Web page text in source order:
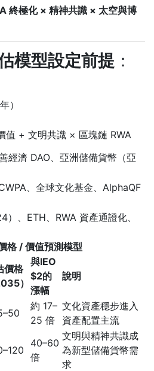
終極化 × 精神共識 × 太空與博
模型設定前提 ：
）
值 + 文明共識 × 區塊鏈 RWA
經濟 DAO、亞洲儲備貨幣（亞
、全球文化基金、AlphaQF
、ETH、RWA 資產通證化、
格 / 價值預測模型
價格
）
與IEO
$2的
漲幅
說明
約 17–
25 倍
文化資產穩步進入
資產配置主流
40–60
倍
文明與精神共識成
為新型儲備貨幣需
求